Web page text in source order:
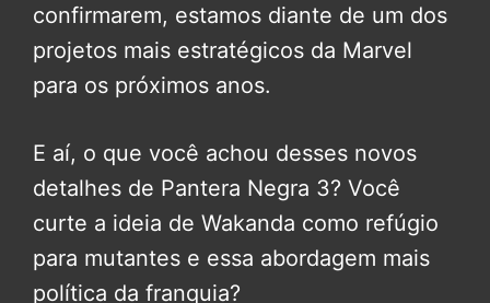
confirmarem, estamos diante de um dos
projetos mais estratégicos da Marvel
para os próximos anos.
E aí, o que você achou desses novos
detalhes de Pantera Negra 3? Você
curte a ideia de Wakanda como refúgio
para mutantes e essa abordagem mais
política da franquia?